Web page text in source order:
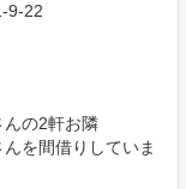
9-22
の2軒お隣
を間借りしていま